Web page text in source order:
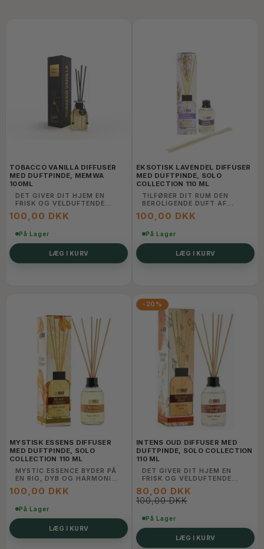
TOBACCO VANILLA DIFFUSER
MED DUFTPINDE, MEMWA
100ML
DET GIVER DIT HJEM EN
FRISK OG VELDUFTENDE
ATMOSFÆRE.
100,00 DKK
På Lager
LÆG I KURV
EKSOTISK LAVENDEL DIFFUSER
MED DUFTPINDE, SOLO
COLLECTION 110 ML
TILFØRER DIT RUM DEN
BEROLIGENDE DUFT AF
EKSOTISK LAVENDEL
100,00 DKK
På Lager
LÆG I KURV
MYSTISK ESSENS DIFFUSER
MED DUFTPINDE, SOLO
COLLECTION 110 ML
MYSTIC ESSENCE BYDER PÅ
EN RIG, DYB OG HARMONISK
AROMA MED EKSOTISKE
NOTER
100,00 DKK
På Lager
LÆG I KURV
-20%
INTENS OUD DIFFUSER MED
DUFTPINDE, SOLO COLLECTION
110 ML
DET GIVER DIT HJEM EN
FRISK OG VELDUFTENDE
ATMOSFÆRE
80,00 DKK
100,00 DKK
På Lager
LÆG I KURV